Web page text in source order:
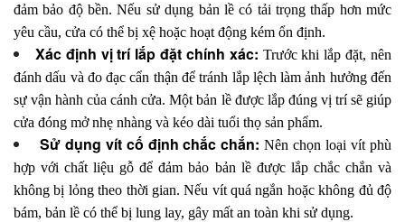
đảm bảo độ bền. Nếu sử dụng bản lề có tải trọng thấp hơn mức
yêu cầu, cửa có thể bị xệ hoặc hoạt động kém ổn định.
Xác định vị trí lắp đặt chính xác: Trước khi lắp đặt, nên
đánh dấu và đo đạc cẩn thận để tránh lắp lệch làm ảnh hưởng đến
sự vận hành của cánh cửa. Một bản lề được lắp đúng vị trí sẽ giúp
cửa đóng mở nhẹ nhàng và kéo dài tuổi thọ sản phẩm.
Sử dụng vít cố định chắc chắn:Nên chọn loại vít phù
hợp với chất liệu gỗ để đảm bảo bản lề được lắp chắc chắn và
không bị lỏng theo thời gian. Nếu vít quá ngắn hoặc không đủ độ
bám, bản lề có thể bị lung lay, gây mất an toàn khi sử dụng.